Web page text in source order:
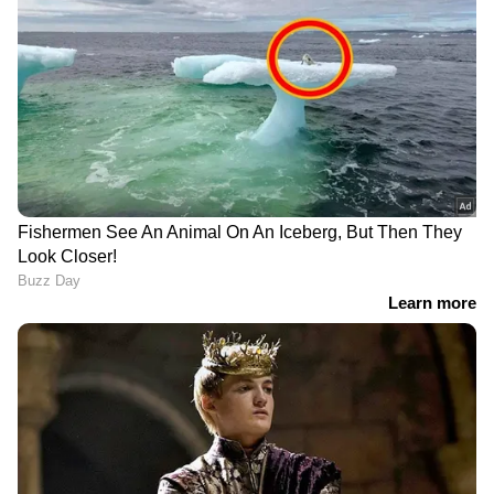
ഡൽഹി പോലീസ് ബലാത്സംഗം
Follow Us